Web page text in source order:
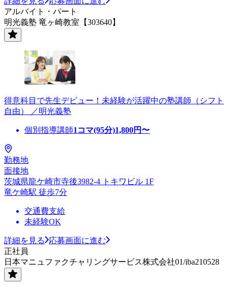
アルバイト・パート
明光義塾 竜ヶ崎教室【303640】
得意科目で先生デビュー！未経験が活躍中の塾講師（シフト
自由） ／明光義塾
個別指導講師1コマ(95分)1,800円〜
勤務地
面接地
茨城県龍ケ崎市寺後3982-4 トキワビル 1F
竜ケ崎駅 徒歩7分
交通費支給
未経験OK
詳細を見る
応募画面に進む
正社員
日本マニュファクチャリングサービス株式会社01/iba210528